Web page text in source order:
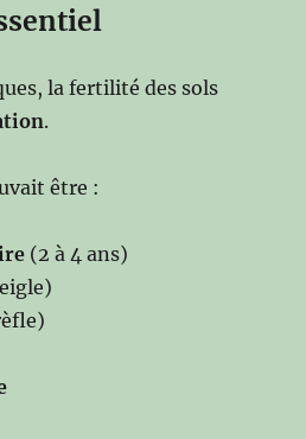
la fertilité des sols
.
être :
(2 à 4 ans)